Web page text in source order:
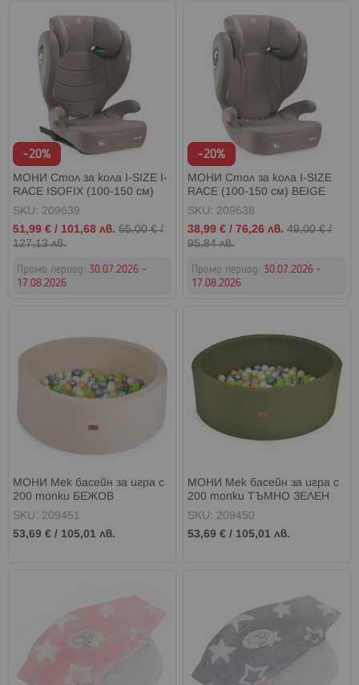
-20%
МОНИ Стол за кола I-SIZE I-
RACE ISOFIX (100-150 см)
BEIGE
SKU: 209639
Промо
цена
51,99 € / 101,68 лв. 65,00 €/
127,13 лв.
Промо период: 30.07.2026 -
17.08.2026
-20%
МОНИ Стол за кола I-SIZE
RACE (100-150 см) BEIGE
SKU: 209638
Промо
цена
38,99 € /76,26 лв. 49,00 €/
95,84 лв.
Промо период: 30.07.2026 -
17.08.2026
МОНИ Мек басейн за игра с
200 топки БЕЖОВ
SKU: 209451
53,69 € / 105,01 лв.
МОНИ Мек басейн за игра с
200 топки ТЪМНО ЗЕЛЕН
SKU: 209450
53,69 € / 105,01 лв.